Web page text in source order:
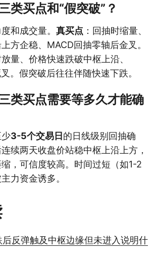
类买点和“假突破”？
和成交量。 真买点 ：回抽时缩量、
方企稳、MACD回抽零轴后金叉。
放量、价格快速跌破中枢上沿、
。假突破后往往伴随快速下跌。
类买点需要等多久才能确
3-5个交易日的日线级别回抽确
续两天收盘价站稳中枢上沿上方，
，可信度较高。时间过短（如1-2
力资金诱多。
后反弹触及中枢边缘但未进入说明什